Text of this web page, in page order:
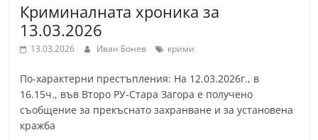
Криминалната хроника за
13.03.2026
13.03.2026 Иван Бонев крими
По-характерни престъпления: На 12.03.2026г., в
16.15ч., във Второ РУ-Стара Загора е получено
съобщение за прекъснато захранване и за установена
кражба